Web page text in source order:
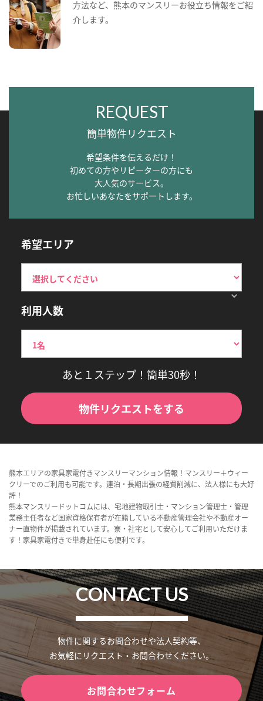
方法など、熊本のマンスリーお役立ち情報をご紹
介します。
REQUEST
簡単物件リクエスト
希望条件を伝えるだけ！
初めての方やリピーターの方にも
大人気のサービス。
お忙しいあなたをサポートします。
希望エリア
利用人数
あと１ステップ！簡単30秒！
物件リクエストをする
熊本エリアの家具家電付きマンスリーマンション情報！マンスリー＋ウィー
クリーでのご利用も可能です。連泊・長期出張の経費削減に、法人様にも大好
評！
熊本マンスリードットコムには、宅地建物取引士・マンション管理士・管理
業務主任者など国家資格保有者が在籍している不動産管理会社や不動産オー
ナー直物件が掲載されています。寮・社宅として安心してご利用いただけま
す！家具家電付きで単身赴任にも便利です。
CONTACT US
物件に関するお問合わせや法人契約等、
お気軽にリクエスト・お問合わせください。
お問合わせフォーム